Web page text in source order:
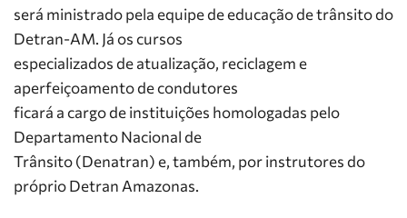
será ministrado pela equipe de educação de trânsito do
Detran-AM. Já os cursos
especializados de atualização, reciclagem e
aperfeiçoamento de condutores
ficará a cargo de instituições homologadas pelo
Departamento Nacional de
Trânsito (Denatran) e, também, por instrutores do
próprio Detran Amazonas.